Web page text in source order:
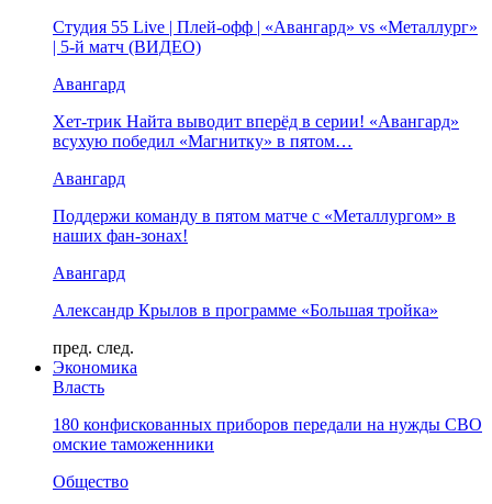
Студия 55 Live | Плей-офф | «Авангард» vs «Металлург»
| 5-й матч (ВИДЕО)
Авангард
Хет-трик Найта выводит вперёд в серии! «Авангард»
всухую победил «Магнитку» в пятом…
Авангард
Поддержи команду в пятом матче с «Металлургом» в
наших фан-зонах!
Авангард
Александр Крылов в программе «Большая тройка»
пред. след.
Экономика
Власть
180 конфискованных приборов передали на нужды СВО
омские таможенники
Общество